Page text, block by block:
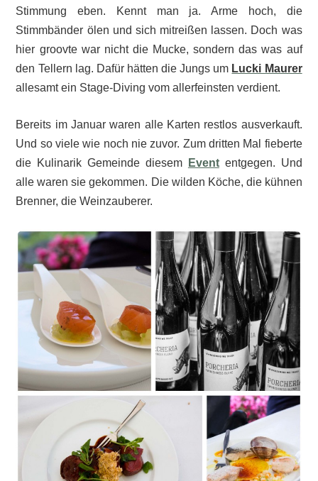
Stimmung eben. Kennt man ja. Arme hoch, die
Stimmbänder ölen und sich mitreißen lassen. Doch was
hier groovte war nicht die Mucke, sondern das was auf
den Tellern lag. Dafür hätten die Jungs um Lucki Maurer
allesamt ein Stage-Diving vom allerfeinsten verdient.
Bereits im Januar waren alle Karten restlos ausverkauft.
Und so viele wie noch nie zuvor. Zum dritten Mal fieberte
die Kulinarik Gemeinde diesem
Evententgegen. Und
alle waren sie gekommen. Die wilden Köche, die kühnen
Brenner, die Weinzauberer.